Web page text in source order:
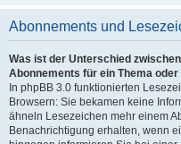
Abonnements und
Was ist der Unterschied
Abonnements für ein Thema oder
In phpBB 3.0 funktionierten
Browsern: Sie bekamen keine
ähneln Lesezeichen mehr einem
Benachrichtigung erhalten, wenn